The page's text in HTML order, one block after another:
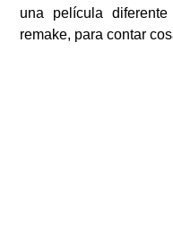
una película
remake, para contar